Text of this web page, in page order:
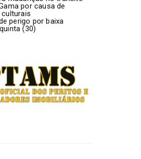
por causa de
perigo por baixa
(30)